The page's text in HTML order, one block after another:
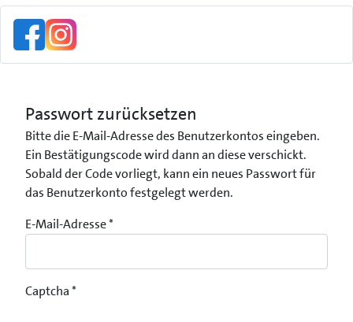
Passwort zurücksetzen
Bitte die E-Mail-Adresse des Benutzerkontos eingeben.
Ein Bestätigungscode wird dann an diese verschickt.
Sobald der Code vorliegt, kann ein neues Passwort für
das Benutzerkonto festgelegt werden.
E-Mail-Adresse*
Captcha*